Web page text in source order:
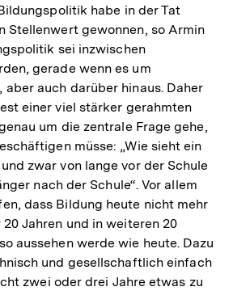
habe in der Tat
Stellenwert gewonnen, so Armin
sei inzwischen
gerade wenn es um
aber auch darüber hinaus. Daher
einer viel stärker gerahmten
um die zentrale Frage gehe,
müsse: „Wie sieht ein
zwar von lange vor der Schule
nach der Schule“. Vor allem
dass Bildung heute nicht mehr
Jahren und in weiteren 20
aussehen werde wie heute. Dazu
und gesellschaftlich einfach
zwei oder drei Jahre etwas zu